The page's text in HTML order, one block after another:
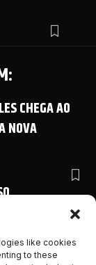
like cookies
to these
CHEGA AO
NOVA